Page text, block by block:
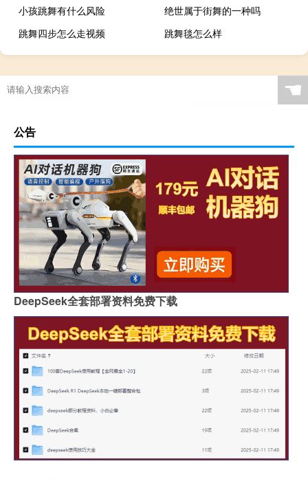
小孩跳舞有什么风险
绝世属于街舞的一种吗
跳舞四步怎么走视频
跳舞毯怎么样
☚
公告
DeepSeek全套部署资料免费下载